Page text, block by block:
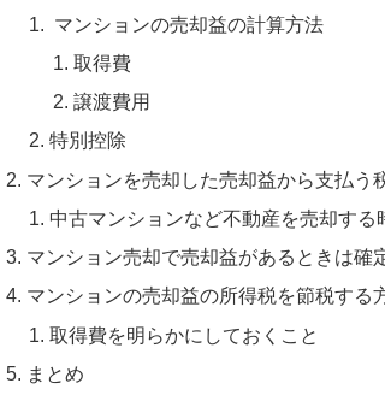
マンションの売却益の計算方法
取得費
譲渡費用
特別控除
マンションを売却した売却益から支払う
中古マンションなど不動産を売却する
マンション売却で売却益があるときは確
マンションの売却益の所得税を節税する
取得費を明らかにしておくこと
まとめ